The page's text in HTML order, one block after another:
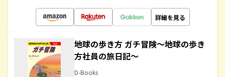
詳細を見る
地球の歩き方 ガチ冒険～地球の歩き
方社員の旅日記～
D-Books